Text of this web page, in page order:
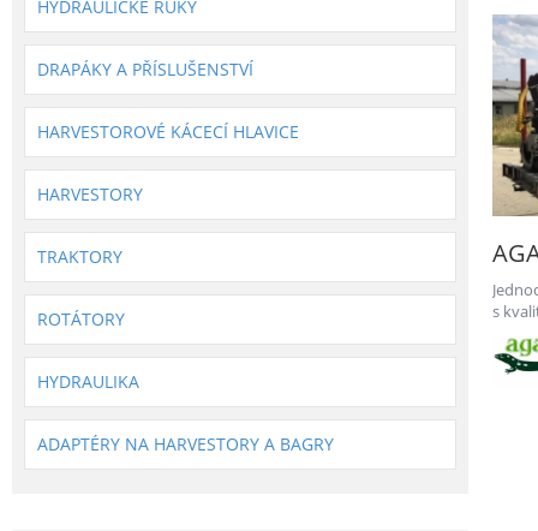
HYDRAULICKÉ RUKY
DRAPÁKY A PŘÍSLUŠENSTVÍ
HARVESTOROVÉ KÁCECÍ HLAVICE
HARVESTORY
TRAKTORY
ROTÁTORY
HYDRAULIKA
ADAPTÉRY NA HARVESTORY A BAGRY
s